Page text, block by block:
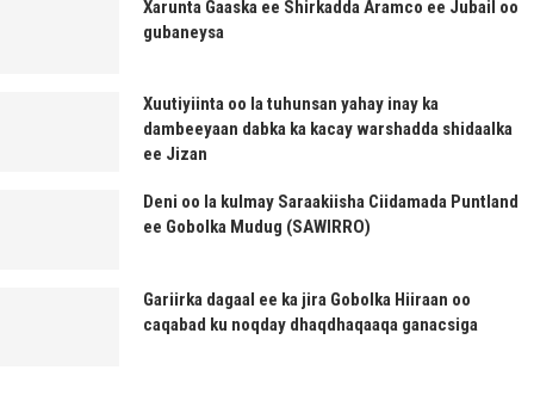
Xarunta Gaaska ee Shirkadda Aramco ee Jubail oo
gubaneysa
Xuutiyiinta oo la tuhunsan yahay inay ka
dambeeyaan dabka ka kacay warshadda shidaalka
ee Jizan
Deni oo la kulmay Saraakiisha Ciidamada Puntland
ee Gobolka Mudug (SAWIRRO)
Gariirka dagaal ee ka jira Gobolka Hiiraan oo
caqabad ku noqday dhaqdhaqaaqa ganacsiga